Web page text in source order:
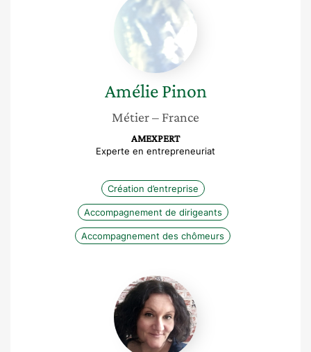
Pinon
Amélie Pinon
Métier– France
AMEXPERT
Experte en entrepreneuriat
Création d’entreprise
Accompagnement de dirigeants
Accompagnement des chômeurs
Laetitia
Veiras